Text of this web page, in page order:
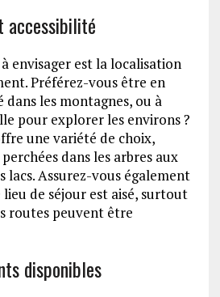
accessibilité
envisager est la localisation
Préférez-vous être en
les montagnes, ou à
pour explorer les environs ?
une variété de choix,
dans les arbres aux
lacs. Assurez-vous également
lieu de séjour est aisé, surtout
routes peuvent être
disponibles